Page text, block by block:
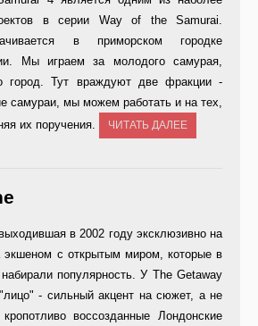
в серии Way of the Samurai.
в приморском городке
Мы играем за молодого самурая,
город. Тут враждуют две фракции -
самураи, мы можем работать и на тех,
их поручения.
ЧИТАТЬ ДАЛЕЕ
в 2002 году эксклюзивно на
экшеном с открытым миром, которые в
популярность. У The Getaway
- сильный акцент на сюжет, а не
воссозданные Лондонские